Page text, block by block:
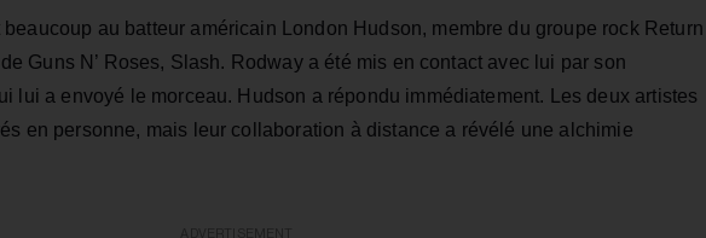
au batteur américain London Hudson, membre du groupe rock Return
Guns N’ Roses, Slash. Rodway a été mis en contact avec lui par son
lui a envoyé le morceau. Hudson a répondu immédiatement. Les deux artistes
en personne, mais leur collaboration à distance a révélé une alchimie